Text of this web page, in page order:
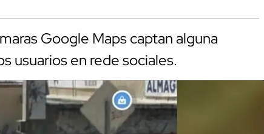
Google Maps captan alguna
usuarios en rede sociales.